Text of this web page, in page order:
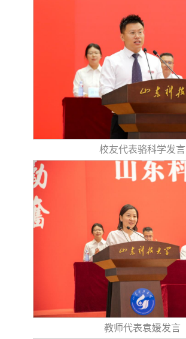
校友代表骆科学发言
教师代表袁媛发言